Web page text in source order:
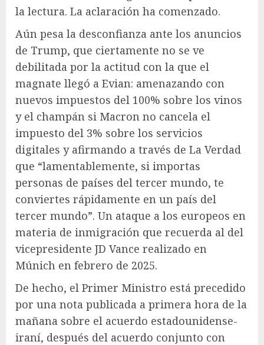
la lectura. La aclaración ha comenzado.
Aún pesa la desconfianza ante los anuncios
de Trump, que ciertamente no se ve
debilitada por la actitud con la que el
magnate llegó a Evian: amenazando con
nuevos impuestos del 100% sobre los vinos
y el champán si Macron no cancela el
impuesto del 3% sobre los servicios
digitales y afirmando a través de La Verdad
que “lamentablemente, si importas
personas de países del tercer mundo, te
conviertes rápidamente en un país del
tercer mundo”. Un ataque a los europeos en
materia de inmigración que recuerda al del
vicepresidente JD Vance realizado en
Múnich en febrero de 2025.
De hecho, el Primer Ministro está precedido
por una nota publicada a primera hora de la
mañana sobre el acuerdo estadounidense-
iraní, después del acuerdo conjunto con